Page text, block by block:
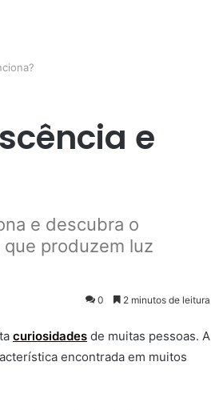
e
e descubra o
produzem luz
0 2 minutos de leitura
curiosidades de muitas pessoas. A
encontrada em muitos